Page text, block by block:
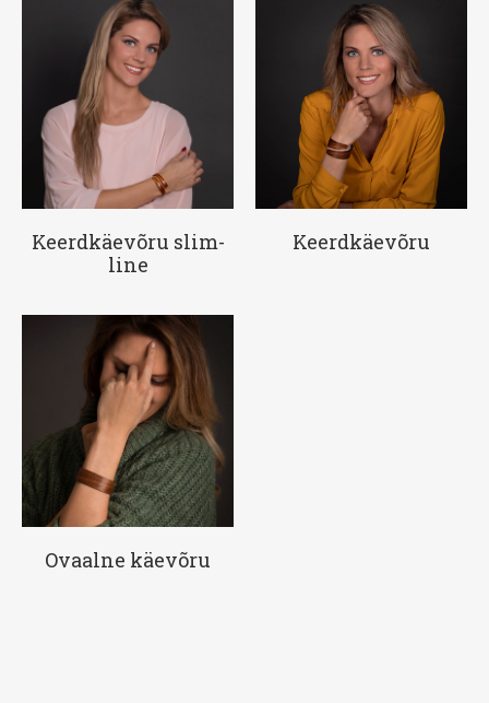
Keerdkäevõru slim-
line
Keerdkäevõru
Ovaalne käevõru